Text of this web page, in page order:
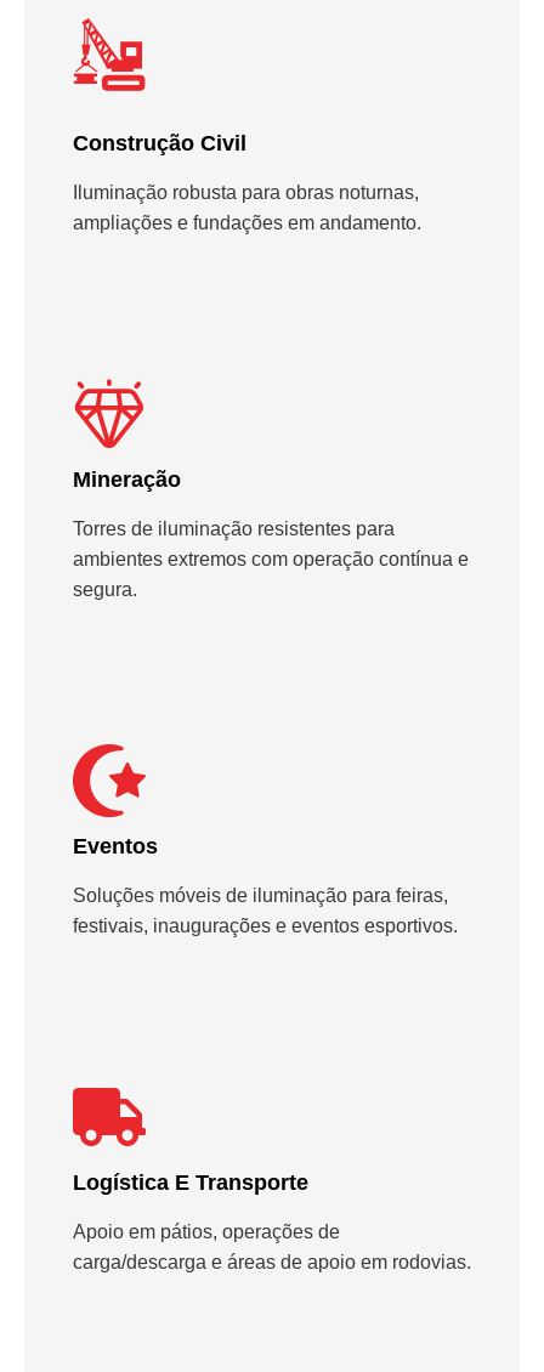
Construção Civil
Iluminação robusta para obras noturnas,
ampliações e fundações em andamento.
Mineração
Torres de iluminação resistentes para
ambientes extremos com operação contínua e
segura.
Eventos
Soluções móveis de iluminação para feiras,
festivais, inaugurações e eventos esportivos.
Logística E Transporte
Apoio em pátios, operações de
carga/descarga e áreas de apoio em rodovias.